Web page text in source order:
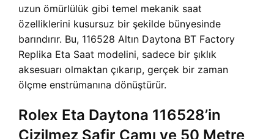
uzun ömürlülük gibi temel mekanik saat
özelliklerini kusursuz bir şekilde bünyesinde
barındırır. Bu, 116528 Altın Daytona BT Factory
Replika Eta Saat modelini, sadece bir şıklık
aksesuarı olmaktan çıkarıp, gerçek bir zaman
ölçme enstrümanına dönüştürür.
Rolex Eta Daytona 116528’in
Çizilmez Safir Camı ve 50 Metre